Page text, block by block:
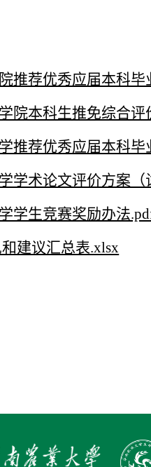
推荐优秀应届本科
院本科生推免综合
推荐优秀应届本科
学术论文评价方案（
学生竞赛奖励办法
建议汇总表.xlsx